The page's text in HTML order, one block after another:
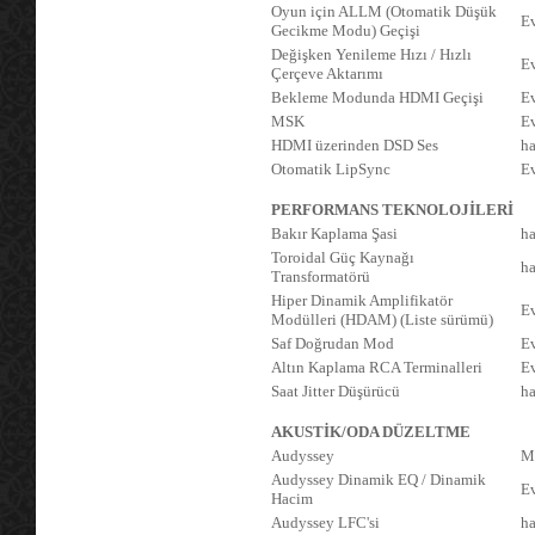
Oyun için ALLM (Otomatik Düşük
Gecikme Modu) Geçişi
Değişken Yenileme Hızı / Hızlı
Çerçeve Aktarımı
Bekleme Modunda HDMI Geçişi
MSK
HDMI üzerinden DSD Ses
Otomatik LipSync
PERFORMANS TEKNOLOJİLERİ
Bakır Kaplama Şasi
Toroidal Güç Kaynağı
Transformatörü
Hiper Dinamik Amplifikatör
Modülleri (HDAM) (Liste sürümü)
Saf Doğrudan Mod
Altın Kaplama RCA Terminalleri
Saat Jitter Düşürücü
AKUSTİK/ODA DÜZELTME
Audyssey
Audyssey Dinamik EQ / Dinamik
Hacim
Audyssey LFC'si